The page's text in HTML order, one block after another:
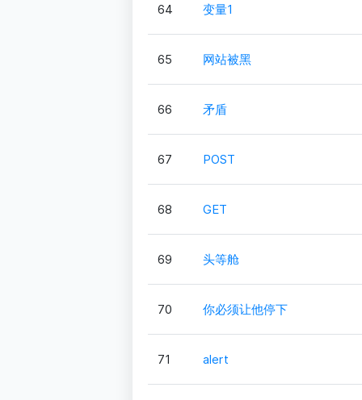
64 变量1
65 网站被黑
66 矛盾
67 POST
68 GET
69 头等舱
70 你必须让他停下
71 alert